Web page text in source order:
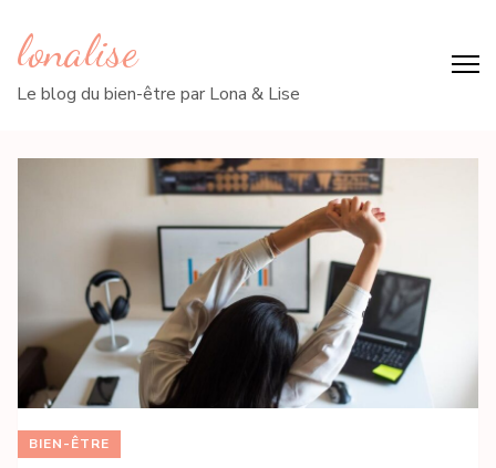
lonalise
Le blog du bien-être par Lona & Lise
BIEN-ÊTRE